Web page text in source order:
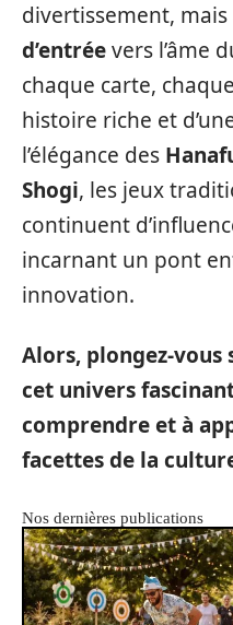
divertissement, mais
d’entréevers l’âme
chaque carte,
histoire riche et
l’élégance des
Shogi, les jeux
continuent
incarnant un pont
innovation.
Alors, plongez-vous
cet univers
comprendre et à
facettes de la
Nos dernières publications